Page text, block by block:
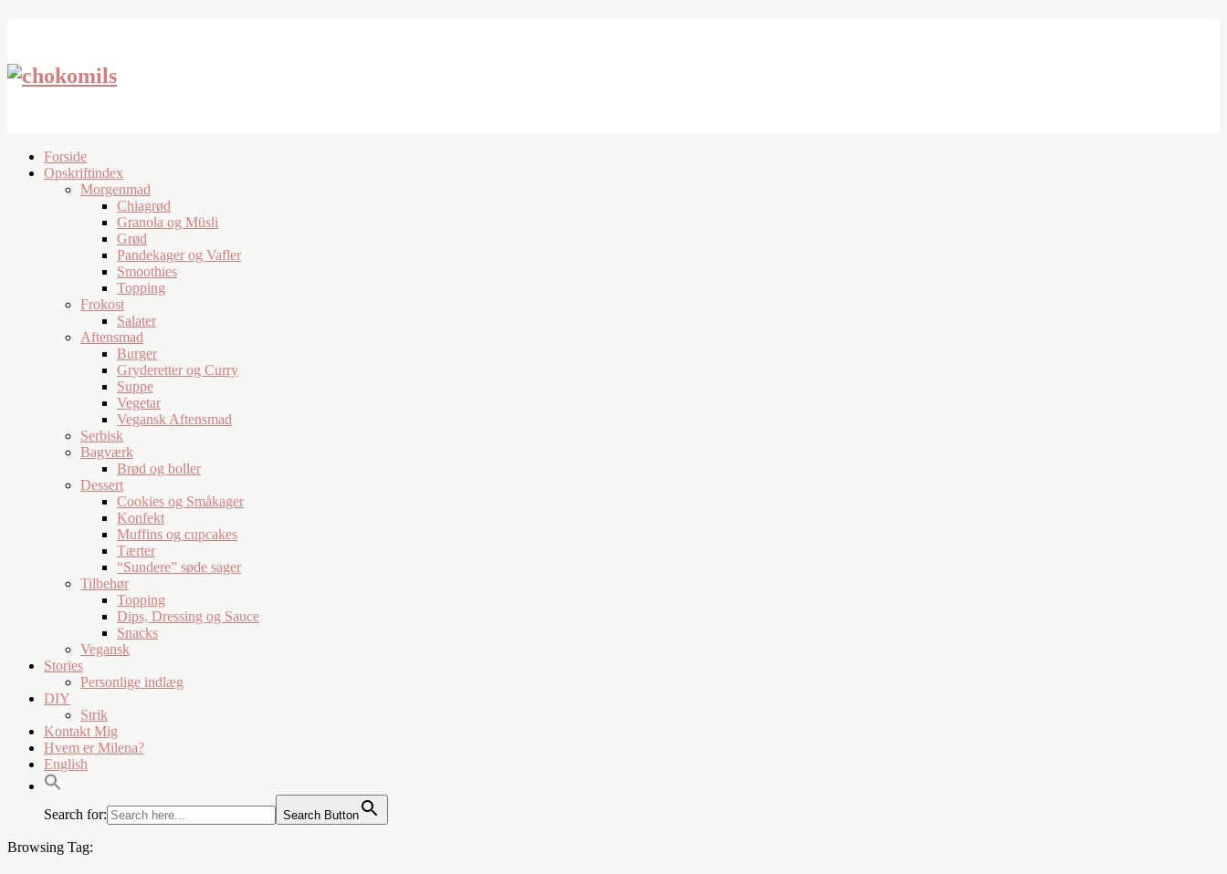
Forside
Opskriftindex
Morgenmad
Chiagrød
Granola og Müsli
Grød
Pandekager og Vafler
Smoothies
Topping
Frokost
Salater
Aftensmad
Burger
Gryderetter og Curry
Suppe
Vegetar
Vegansk Aftensmad
Serbisk
Bagværk
Brød og boller
Dessert
Cookies og Småkager
Konfekt
Muffins og cupcakes
Tærter
“Sundere” søde sager
Tilbehør
Topping
Dips, Dressing og Sauce
Snacks
Vegansk
Stories
Personlige indlæg
DIY
Strik
Kontakt Mig
Hvem er Milena?
English
Search for: Search Button
Browsing Tag: